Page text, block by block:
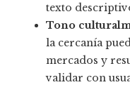
texto
Tono
la cercanía
mercados y
validar con